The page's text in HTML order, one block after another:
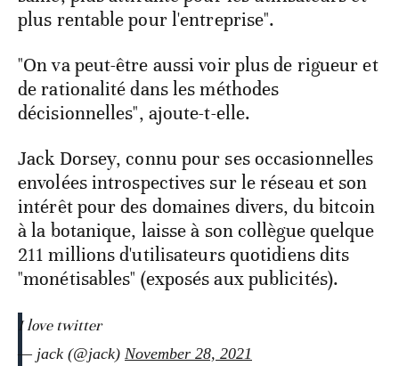
plus rentable pour l'entreprise".
"On va peut-être aussi voir plus de rigueur et
de rationalité dans les méthodes
décisionnelles", ajoute-t-elle.
Jack Dorsey, connu pour ses occasionnelles
envolées introspectives sur le réseau et son
intérêt pour des domaines divers, du bitcoin
à la botanique, laisse à son collègue quelque
211 millions d'utilisateurs quotidiens dits
"monétisables" (exposés aux publicités).
I love twitter
— jack (@jack) November 28, 2021